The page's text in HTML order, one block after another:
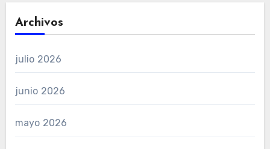
Archivos
julio 2026
junio 2026
mayo 2026